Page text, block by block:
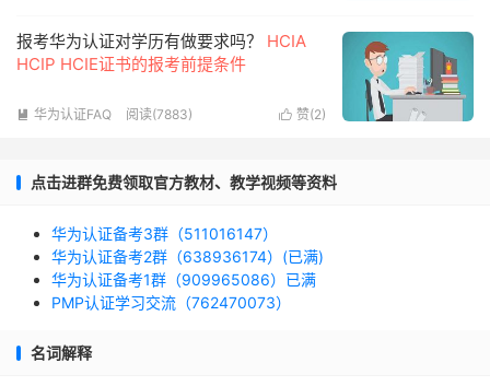
报考华为认证对学历有做要求吗？ HCIA
HCIP HCIE证书的报考前提条件
 赞(2)
 华为认证FAQ 阅读(7883)
点击进群免费领取官方教材、教学视频等资料
华为认证备考3群（511016147）
华为认证备考2群（638936174）(已满)
华为认证备考1群（909965086）已满
PMP认证学习交流（762470073）
名词解释